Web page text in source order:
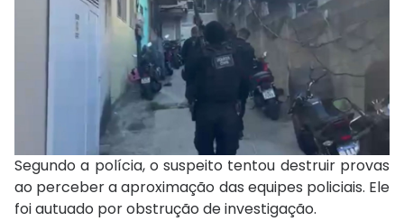
Segundo a polícia, o suspeito tentou destruir provas
ao perceber a aproximação das equipes policiais. Ele
foi autuado por obstrução de investigação.